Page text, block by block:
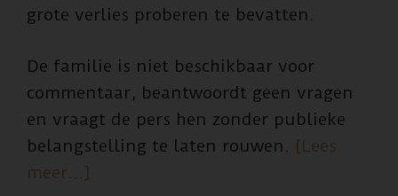
grote verlies proberen te bevatten.
De familie is niet beschikbaar voor
commentaar, beantwoordt geen vragen
en vraagt de pers hen zonder publieke
belangstelling te laten rouwen. [Lees
meer…]